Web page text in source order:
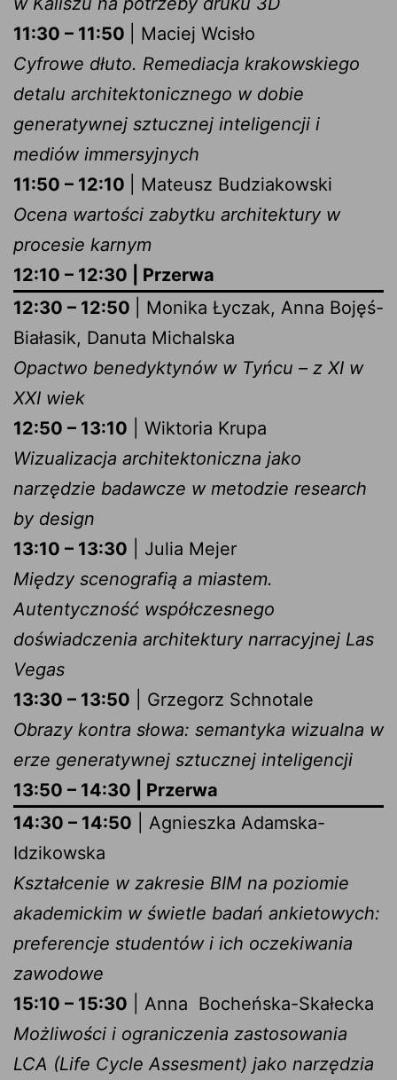
11:30 – 11:50
| Maciej Wcisło
Cyfrowe dłuto. Remediacja krakowskiego
detalu architektonicznego w dobie
generatywnej sztucznej inteligencji i
mediów immersyjnych
11:50 – 12:10
| Mateusz Budziakowski
Ocena wartości zabytku architektury w
procesie karnym
12:10 – 12:30 | Przerwa
12:30 – 12:50
| Monika Łyczak, Anna Bojęś-
Białasik, Danuta Michalska
Opactwo benedyktynów w Tyńcu – z XI w
XXI wiek
12:50 – 13:10 | Wiktoria Krupa
Wizualizacja architektoniczna jako
narzędzie badawcze w metodzie research
by design
13:10 – 13:30 | Julia Mejer
Między scenografią a miastem.
Autentyczność współczesnego
doświadczenia architektury narracyjnej Las
Vegas
13:30 – 13:50 | Grzegorz Schnotale
Obrazy kontra słowa: semantyka wizualna w
erze generatywnej sztucznej inteligencji
13:50 – 14:30 | Przerwa
14:30 – 14:50 | Agnieszka Adamska-
Idzikowska
Kształcenie w zakresie BIM na poziomie
akademickim w świetle badań ankietowych:
preferencje studentów i ich oczekiwania
zawodowe
15:10 – 15:30 | Anna Bocheńska-Skałecka
Możliwości i ograniczenia zastosowania
LCA (Life Cycle Assesment) jako narzędzia